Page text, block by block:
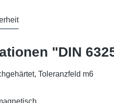
"DIN
Toleranzfeld m6